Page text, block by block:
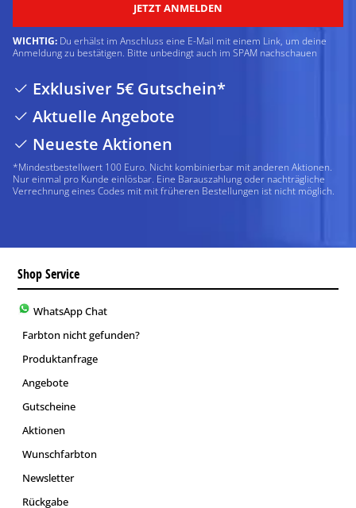
JETZT ANMELDEN
WICHTIG: Du erhälst im Anschluss eine E-Mail mit einem Link, um deine
Anmeldung zu bestätigen. Bitte unbedingt auch im SPAM nachschauen
Exklusiver 5€ Gutschein*
Aktuelle Angebote
Neueste Aktionen
*Mindestbestellwert 100 Euro. Nicht kombinierbar mit anderen Aktionen.
Nur einmal pro Kunde einlösbar. Eine Barauszahlung oder nachträgliche
Verrechnung eines Codes mit mit früheren Bestellungen ist nicht möglich.
Shop Service
WhatsApp Chat
Farbton nicht gefunden?
Produktanfrage
Angebote
Gutscheine
Aktionen
Wunschfarbton
Newsletter
Rückgabe